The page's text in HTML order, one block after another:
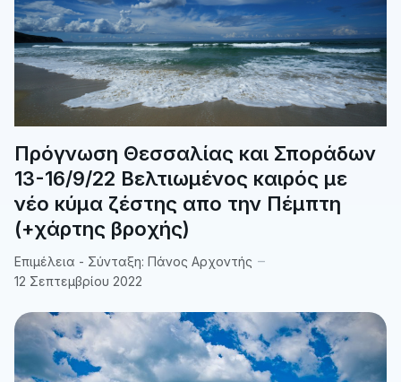
Πρόγνωση Θεσσαλίας και Σποράδων
13-16/9/22 Βελτιωμένος καιρός με
νέο κύμα ζέστης απο την Πέμπτη
(+χάρτης βροχής)
Επιμέλεια - Σύνταξη: Πάνος Αρχοντής
12 Σεπτεμβρίου 2022